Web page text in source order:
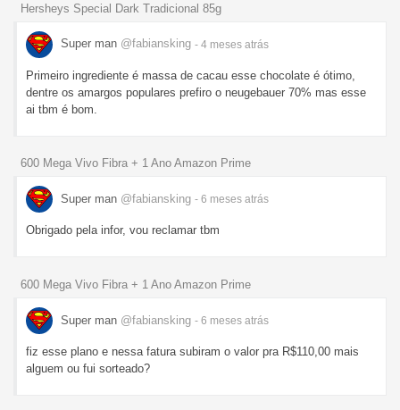
Hersheys Special Dark Tradicional 85g
Super man @fabiansking - 4 meses atrás
Primeiro ingrediente é massa de cacau esse chocolate é ótimo,
dentre os amargos populares prefiro o neugebauer 70% mas esse
ai tbm é bom.
600 Mega Vivo Fibra + 1 Ano Amazon Prime
Super man @fabiansking - 6 meses atrás
Obrigado pela infor, vou reclamar tbm
600 Mega Vivo Fibra + 1 Ano Amazon Prime
Super man @fabiansking - 6 meses atrás
fiz esse plano e nessa fatura subiram o valor pra R$110,00 mais
alguem ou fui sorteado?